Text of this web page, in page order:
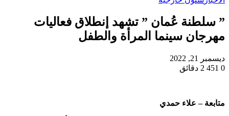
” سلطنة عُمان ” تشهد إنطلاق فعاليات
مهرجان سينما المرأة والطفل
ديسمبر 21, 2022
0
2 دقائق
متابعة – علاء حمدي